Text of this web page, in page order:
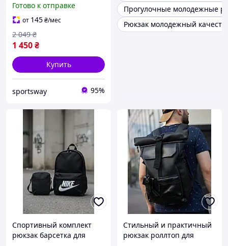
путешествий
коричневого цвета из
экокожи
Готово к отправке
от 145₴/мес
1 450₴
2 049 ₴
Купить
sportsway 95%
Прогулочные молодежные
Рюкзак молодежный
Спортивный комплект
рюкзак барсетка для
Стильный и практичный
рюкзак роллтоп для